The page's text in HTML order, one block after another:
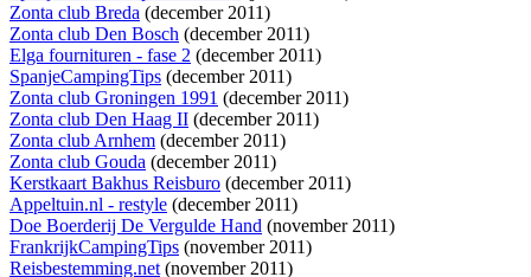
Zonta club Breda (december 2011)
Zonta club Den Bosch (december 2011)
Elga fournituren - fase 2 (december 2011)
SpanjeCampingTips (december 2011)
Zonta club Groningen 1991 (december 2011)
Zonta club Den Haag II (december 2011)
Zonta club Arnhem (december 2011)
Zonta club Gouda (december 2011)
Kerstkaart Bakhus Reisburo (december 2011)
Appeltuin.nl - restyle (december 2011)
Doe Boerderij De Vergulde Hand (november 2011)
FrankrijkCampingTips (november 2011)
Reisbestemming.net(november 2011)